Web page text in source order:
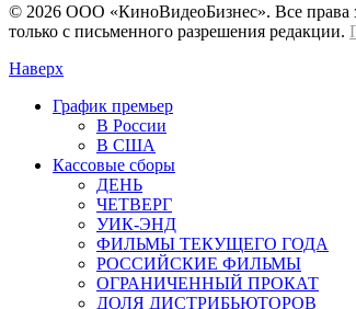
© 2026 OOО «КиноВидеоБизнес». Все права
только с письменного разрешения редакции.
Наверх
График премьер
В России
В США
Кассовые сборы
ДЕНЬ
ЧЕТВЕРГ
УИК-ЭНД
ФИЛЬМЫ ТЕКУЩЕГО ГОДА
РОССИЙСКИЕ ФИЛЬМЫ
ОГРАНИЧЕННЫЙ ПРОКАТ
ДОЛЯ ДИСТРИБЬЮТОРОВ